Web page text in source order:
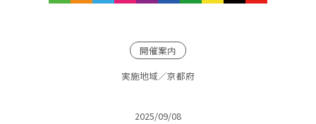
開催案内
実施地域／京都府
2025/09/08